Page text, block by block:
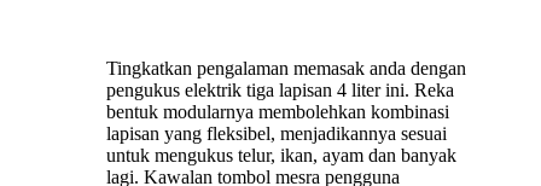
Tingkatkan pengalaman memasak anda dengan
pengukus elektrik tiga lapisan 4 liter ini. Reka
bentuk modularnya membolehkan kombinasi
lapisan yang fleksibel, menjadikannya sesuai
untuk mengukus telur, ikan, ayam dan banyak
lagi. Kawalan tombol mesra pengguna